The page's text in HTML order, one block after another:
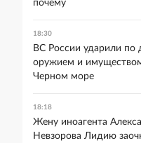
почему
18:30
ВС России ударили по
оружием и
Черном море
18:18
Жену иноагента
Невзорова Лидию